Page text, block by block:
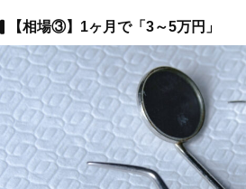
【相場③】1ヶ月で「3～5万円」